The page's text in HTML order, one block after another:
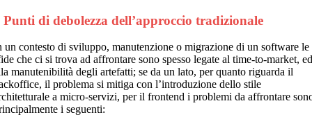
Punti di debolezza dell’approccio tradizionale
un contesto di sviluppo, manutenzione o migrazione di un software le
che ci si trova ad affrontare sono spesso legate al time-to-market,
manutenibilità degli artefatti; se da un lato, per quanto riguarda il
il problema si mitiga con l’introduzione dello stile
a micro-servizi, per il frontend i problemi da affrontare
i seguenti: